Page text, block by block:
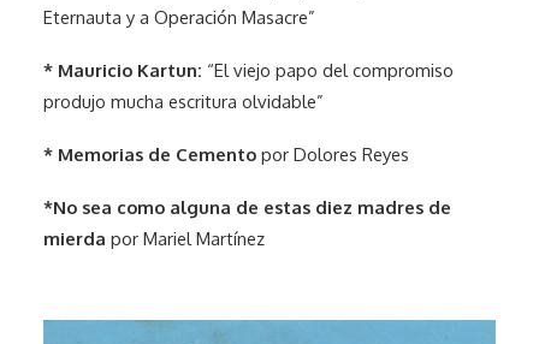
Eternauta y a Operación Masacre”
* Mauricio Kartun: “El viejo papo del compromiso
produjo mucha escritura olvidable”
* Memorias de Cemento por Dolores Reyes
*No sea como alguna de estas diez madres de
mierda por Mariel Martínez